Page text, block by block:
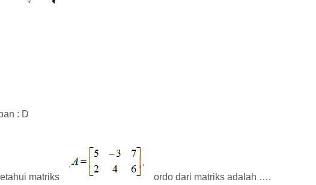
: D
matriks
ordo dari matriks adalah ….